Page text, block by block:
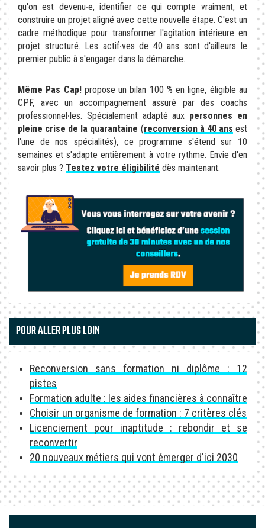
qu'on est devenu∙e, identifier ce qui compte vraiment, et
construire un projet aligné avec cette nouvelle étape. C'est un
cadre méthodique pour transformer l'agitation intérieure en
projet structuré. Les actif∙ves de 40 ans sont d'ailleurs le
premier public à s'engager dans la démarche.
Même Pas Cap!propose un bilan 100 % en ligne, éligible au
CPF, avec un accompagnement assuré par des coachs
professionnel∙les. Spécialement adapté aux personnes en
pleine crise de la quarantaine (reconversion à 40 ans est
l'une de nos spécialités), ce programme s'étend sur 10
semaines et s'adapte entièrement à votre rythme. Envie d'en
savoir plus ? Testez votre éligibilité dès maintenant.
POUR ALLER PLUS LOIN
Reconversion sans formation ni diplôme : 12
pistes
Formation adulte : les aides financières à connaître
Choisir un organisme de formation : 7 critères clés
Licenciement pour inaptitude : rebondir et se
reconvertir
20 nouveaux métiers qui vont émerger d'ici 2030